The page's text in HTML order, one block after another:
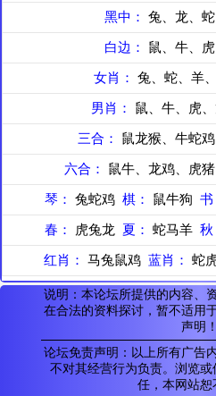
黑中： 兔、龙、
白边： 鼠、牛、
女肖： 兔、蛇、羊
男肖： 鼠、牛、虎
三合： 鼠龙猴、牛蛇
六合： 鼠牛、龙鸡、虎
琴： 兔蛇鸡 棋： 鼠牛狗 书
春：
虎兔龙 夏： 蛇马羊 秋
红肖： 马兔鼠鸡 蓝肖： 蛇
说明：本论坛所提供的内容、
在合法的资料探讨，暂不适用
声明！
论坛免责声明：以上所有广告
不对其经营行为负责。浏览
任，本网站恕